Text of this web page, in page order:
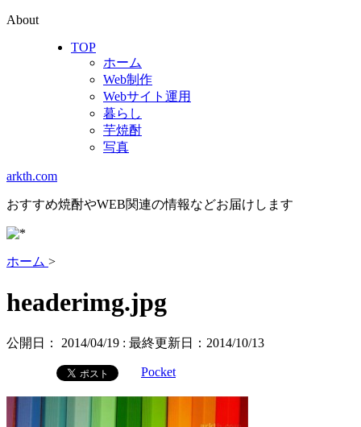
About
TOP
ホーム
Web制作
Webサイト運用
暮らし
芋焼酎
写真
arkth.com
おすすめ焼酎やWEB関連の情報などお届けします
ホーム >
headerimg.jpg
公開日： 2014/04/19 : 最終更新日：2014/10/13
Pocket